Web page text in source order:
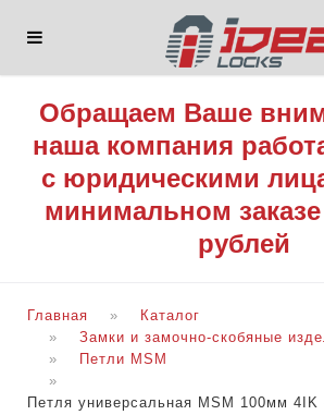
Обращаем Ваше
наша компания
с юридическими
минимальном заказе
рублей
Главная
Каталог
Замки и замочно-скобяные
Петли MSM
Петля универсальная MSM 100мм 4IK